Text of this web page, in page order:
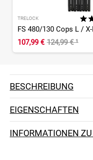
TRELOCK
107,99 € 124,99 €¹
BESCHREIBUNG
EIGENSCHAFTEN
INFORMATIONEN